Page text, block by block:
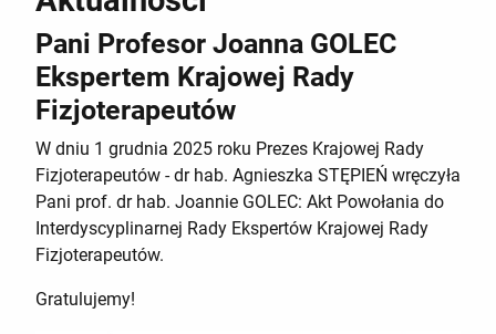
Pani Profesor Joanna GOLEC
Ekspertem Krajowej Rady
Fizjoterapeutów
W dniu 1 grudnia 2025 roku Prezes Krajowej Rady
Fizjoterapeutów - dr hab. Agnieszka STĘPIEŃ wręczyła
Pani prof. dr hab. Joannie GOLEC: Akt Powołania do
Interdyscyplinarnej Rady Ekspertów Krajowej Rady
Fizjoterapeutów.
Gratulujemy!